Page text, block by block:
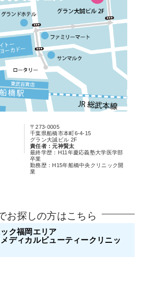
〒273-0005
千葉県船橋市本町6-4-15
グラン大誠ビル 2F
責任者：元神賢太
最終学歴：H11年慶応義塾大学医学部
卒業
勤務歴：H15年船橋中央クリニック開
業
お探しの方はこちら
ク福岡エリア
ディカルビューティークリニッ